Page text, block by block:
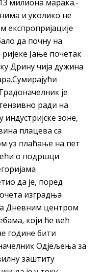
милиона марака.-
и уколико не
експропријације
да почну на
Јање почетак
Дрину чија дужина
је
ради на
зоне,
плацева са
уз плаћање на пет
о подршци
да је, поред
изградња
Дневним центром
који ће већ
године бити
Одјељења за
заштиту